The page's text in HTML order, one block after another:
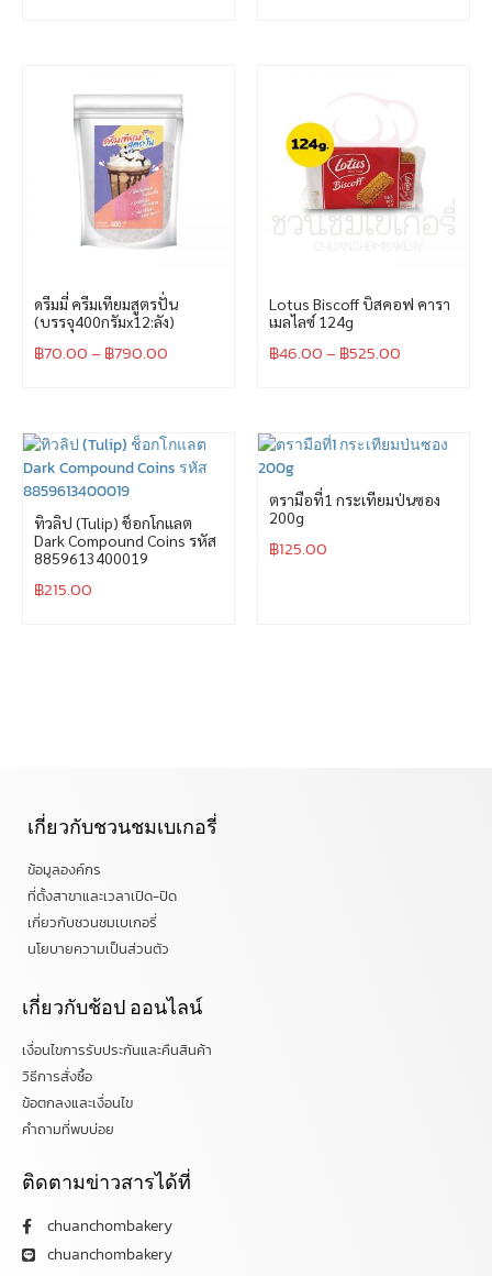
ดรีมมี่ ครีมเทียมสูตรปั่น
(บรรจุ400กรัมx12:ลัง)
฿70.00– ฿790.00
Lotus Biscoff บิสคอฟ คารา
เมลไลซ์ 124g
฿46.00– ฿525.00
ทิวลิป (Tulip) ช็อกโกแลต
Dark Compound Coins รหัส
8859613400019
฿215.00
ตรามือที่1 กระเทียมป่นซอง
200g
฿125.00
เกี่ยวกับชวนชมเบเกอรี่
ข้อมูลองค์กร
ที่ตั้งสาขาและเวลาเปิด-ปิด
เกี่ยวกับชวนชมเบเกอรี่
นโยบายความเป็นส่วนตัว
เกี่ยวกับช้อป ออนไลน์
เงื่อนไขการรับประกันและคืนสินค้า
วิธีการสั่งซื้อ
ข้อตกลงและเงื่อนไข
คำถามที่พบบ่อย
ติดตามข่าวสารได้ที่
chuanchombakery
chuanchombakery